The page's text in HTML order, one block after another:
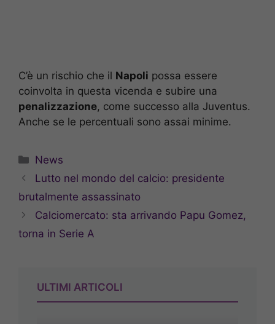
C’è un rischio che il Napoli possa essere
coinvolta in questa vicenda e subire una
penalizzazione, come successo alla Juventus.
Anche se le percentuali sono assai minime.
Categorie
News
Lutto nel mondo del calcio: presidente
brutalmente assassinato
Calciomercato: sta arrivando Papu Gomez,
torna in Serie A
ULTIMI ARTICOLI